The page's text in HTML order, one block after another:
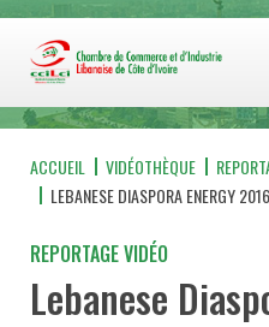
ACCUEIL VIDÉOTHÈQUE
LEBANESE DIASPORA ENERGY 2016
REPORTAGE VIDÉO
Lebanese